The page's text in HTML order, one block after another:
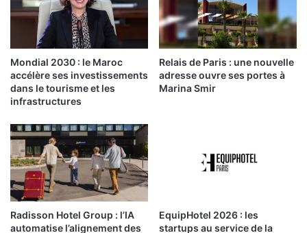
Mondial 2030 : le Maroc
accélère ses investissements
dans le tourisme et les
infrastructures
Relais de Paris : une nouvelle
adresse ouvre ses portes à
Marina Smir
Radisson Hotel Group : l’IA
automatise l’alignement des
EquipHotel 2026 : les
startups au service de la